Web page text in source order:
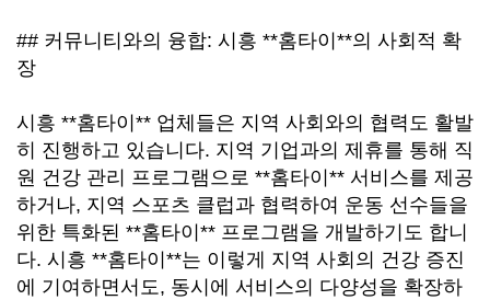
## 커뮤니티와의 융합: 시흥 **홈타이**의 사회적 확
장
시흥 **홈타이** 업체들은 지역 사회와의 협력도 활발
히 진행하고 있습니다. 지역 기업과의 제휴를 통해 직
원 건강 관리 프로그램으로 **홈타이** 서비스를 제공
하거나, 지역 스포츠 클럽과 협력하여 운동 선수들을
위한 특화된 **홈타이** 프로그램을 개발하기도 합니
다. 시흥 **홈타이**는 이렇게 지역 사회의 건강 증진
에 기여하면서도, 동시에 서비스의 다양성을 확장하